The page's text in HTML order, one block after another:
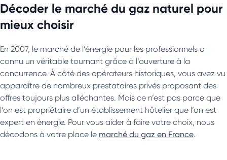
Décoder le marché du gaz naturel pour
mieux choisir
En 2007, le marché de l’énergie pour les professionnels a
connu un véritable tournant grâce à l’ouverture à la
concurrence. À côté des opérateurs historiques, vous avez vu
apparaître de nombreux prestataires privés proposant des
offres toujours plus alléchantes. Mais ce n’est pas parce que
l’on est propriétaire d’un établissement hôtelier que l’on est
expert en énergie. Pour vous aider à faire votre choix, nous
décodons à votre place le marché du gaz en France.